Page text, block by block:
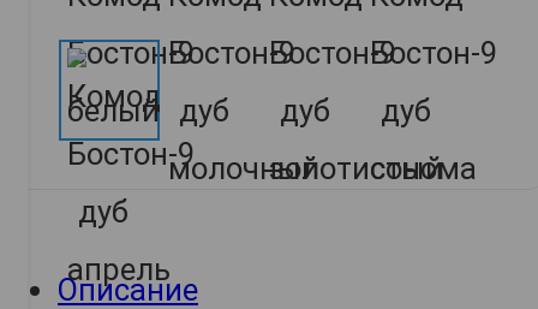
Описание